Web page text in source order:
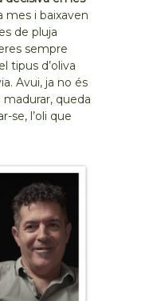
mes i baixaven
de pluja
sempre
tipus d’oliva
Avui, ja no és
madurar, queda
se, l’oli que